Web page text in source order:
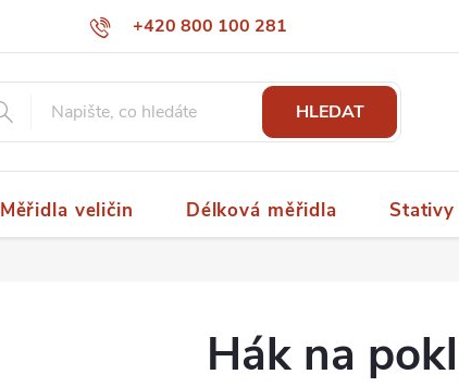
+420 800 100 281
papaspol@papaspol.cz
HLEDAT
Měřidla veličin Délková měřidla Stativy
Hák na